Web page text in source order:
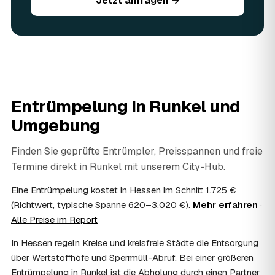
Sie vorhandene Wertsachen einfach in der Anfrage an.
AWL Zentrum vermittelt nur die Entrümpler und ersetzt
keine Steuerberatung — die konkrete Anrechnung klären
Sie mit Ihrem Finanzamt oder Steuerberater.
Kosten?
Im Einzelfall ist das möglich — etwa bei einer
Wohnungsauflösung im Rahmen von Sozialhilfe oder
einem vom Amt veranlassten Umzug. Wichtig: Den Antrag
stellen Sie vor Auftragserteilung beim zuständigen Amt
und holen die Kostenübernahme schriftlich ein. AWL
über die Kostenübernahme.
08 Bekomme ich einen Entsorgungsnachweis?
Entrümpelung in Runkelund
Umgebung
Finden Sie geprüfte Entrümpler, Preisspannen und freie
Termine direkt in Runkel mit unserem City-Hub.
Eine Entrümpelung kostet in Hessen im Schnitt 1.725 €
(Richtwert, typische Spanne 620–3.020 €). Mehr erfahren ·
Alle Preise im Report
In Hessen regeln Kreise und kreisfreie Städte die Entsorgung
über Wertstoffhöfe und Sperrmüll-Abruf. Bei einer größeren
Entrümpelung in Runkel ist die Abholung durch einen Partner